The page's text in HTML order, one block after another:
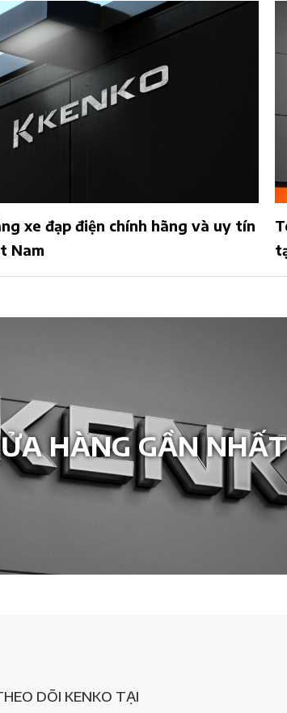
Top 10 cửa hàng uy tín mua xe máy
tại Hà Nội
HÀNG GẦN NHẤT
DÕI KENKO TẠI